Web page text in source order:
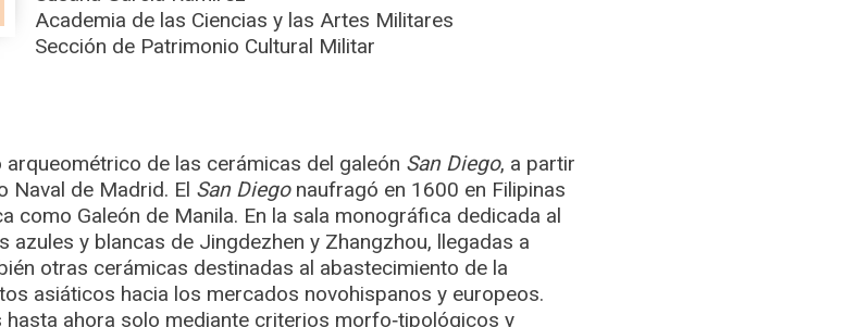
Academia de las Ciencias y las Artes Militares
Sección de Patrimonio Cultural Militar
de las cerámicas del galeón San Diego, a partir
Naval de Madrid. El San Diegonaufragó en 1600 en Filipinas
como Galeón de Manila. En la sala monográfica dedicada al
azules y blancas de Jingdezhen y Zhangzhou, llegadas a
otras cerámicas destinadas al abastecimiento de la
asiáticos hacia los mercados novohispanos y europeos.
hasta ahora solo mediante criterios morfo‑tipológicos y